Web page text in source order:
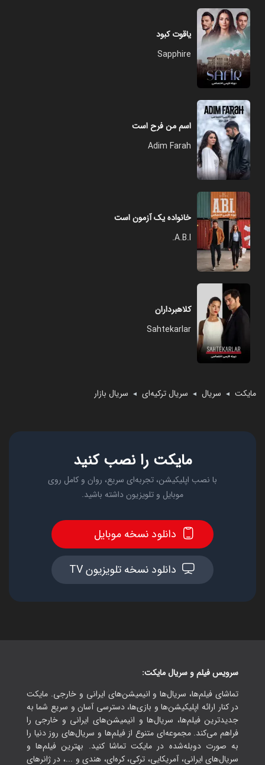
یاقوت کبود
Sapphire
اسم من فرح است
Adim Farah
خانواده یک آزمون است
A.B.I.
کلاهبرداران
Sahtekarlar
مایکت ◄ سریال ◄ سریال ترکیه‌ای ◄ سریال بازار
مایکت را نصب کنید
با نصب اپلیکیشن، تجربه‌ای سریع، روان و کامل روی
موبایل و تلویزیون داشته باشید.
دانلود نسخه موبایل
دانلود نسخه تلویزیون TV
سرویس فیلم و سریال مایکت:
تماشای فیلم‌ها، سریال‌ها و انیمیشن‌های ایرانی و خارجی. مایکت
در کنار ارائه اپلیکیشن‌ها و بازی‌ها، دسترسی آسان و سریع شما به
جدیدترین فیلم‌ها، سریال‌ها و انیمیشن‌های ایرانی و خارجی را
فراهم می‌کند. مجموعه‌ای متنوع از فیلم‌ها و سریال‌های روز دنیا را
به صورت دوبله‌شده در مایکت تماشا کنید. بهترین فیلم‌ها و
سریال‌های ایرانی، آمریکایی، ترکی، کره‌ای، هندی و ...، در ژانرهای